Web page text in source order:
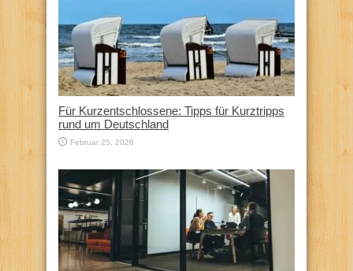
Für Kurzentschlossene: Tipps für Kurztripps
rund um Deutschland
Februar 25, 2026